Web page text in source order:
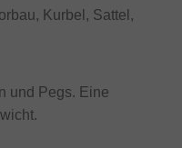
Kurbel, Sattel,
und Pegs. Eine